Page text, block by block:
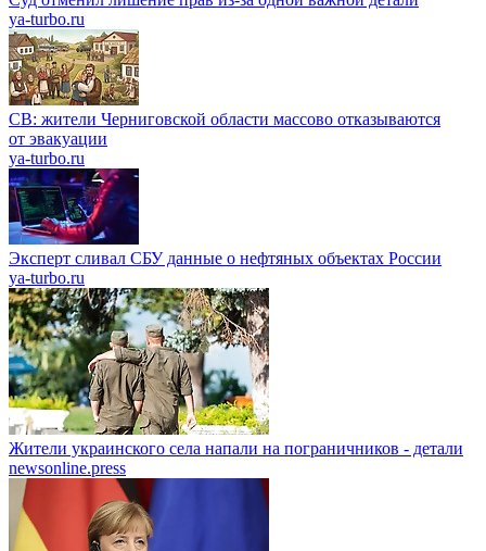
ya-turbo.ru
СВ: жители Черниговской области массово отказываются
от эвакуации
ya-turbo.ru
Эксперт сливал СБУ данные о нефтяных объектах России
ya-turbo.ru
Жители украинского села напали на пограничников - детали
newsonline.press